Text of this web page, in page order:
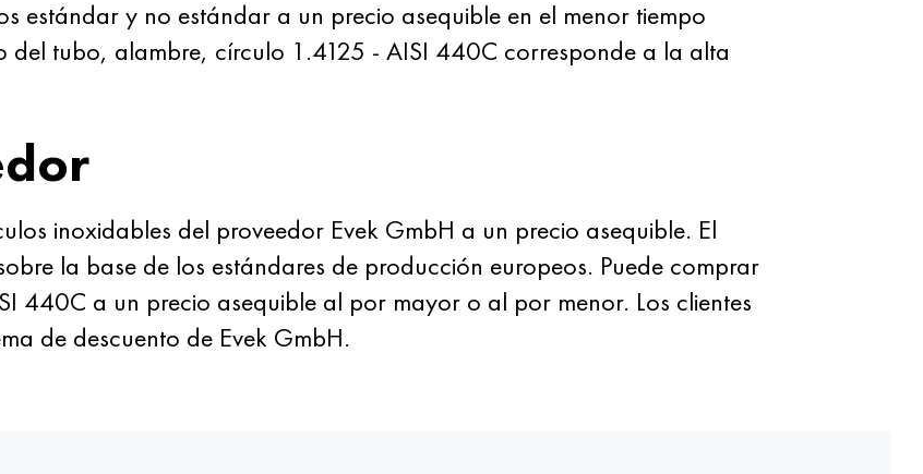
estándar y no estándar a un precio asequible en el menor tiempo
del tubo, alambre, círculo 1.4125 - AISI 440C corresponde a la alta
inoxidables del proveedor Evek GmbH a un precio asequible. El
la base de los estándares de producción europeos. Puede comprar
440C a un precio asequible al por mayor o al por menor. Los clientes
de descuento de Evek GmbH.